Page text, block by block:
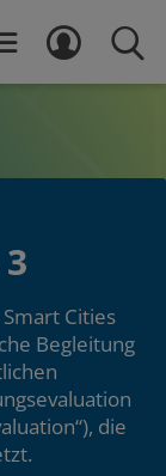
LOGIN
Cities
Begleitung
die